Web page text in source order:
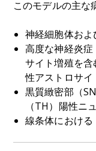
このモデルの主な
神経細胞体お
高度な神経炎
サイト増殖を
性アストロサイ
黒質緻密部（
（TH）陽性ニ
線条体におけ